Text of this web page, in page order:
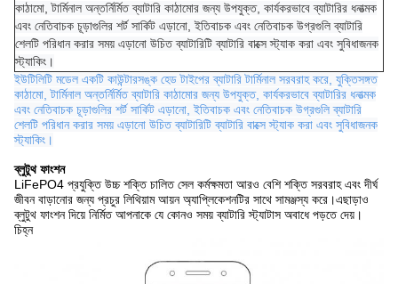
কাঠামো, টার্মিনাল অন্তর্নির্মিত ব্যাটারি কাঠামোর জন্য উপযুক্ত, কার্যকরভাবে ব্যাটারির ধনাত্মক
এবং নেতিবাচক চূড়াগুলির শর্ট সার্কিট এড়ানো, ইতিবাচক এবং নেতিবাচক উগ্রগুলি ব্যাটারি
শেলটি পরিধান করার সময় এড়ানো উচিত ব্যাটারিটি ব্যাটারি বাক্সে স্ট্যাক করা এবং সুবিধাজনক
স্ট্যাকিং।
ইউটিলিটি মডেল একটি কাউন্টারসঙ্ক হেড টাইপের ব্যাটারি টার্মিনাল সরবরাহ করে, যুক্তিসঙ্গত
কাঠামো, টার্মিনাল অন্তর্নির্মিত ব্যাটারি কাঠামোর জন্য উপযুক্ত, কার্যকরভাবে ব্যাটারির ধনাত্মক
এবং নেতিবাচক চূড়াগুলির শর্ট সার্কিট এড়ানো, ইতিবাচক এবং নেতিবাচক উগ্রগুলি ব্যাটারি
শেলটি পরিধান করার সময় এড়ানো উচিত ব্যাটারিটি ব্যাটারি বাক্সে স্ট্যাক করা এবং সুবিধাজনক
স্ট্যাকিং।
ব্লুটুথ ফাংশন
LiFePO4 প্রযুক্তি উচ্চ শক্তি চালিত সেল কর্মক্ষমতা আরও বেশি শক্তি সরবরাহ এবং দীর্ঘ
জীবন বাড়ানোর জন্য প্রচুর লিথিয়াম আয়ন অ্যাপ্লিকেশনটির সাথে সামঞ্জস্য করে।এছাড়াও
ব্লুটুথ ফাংশন দিয়ে নির্মিত আপনাকে যে কোনও সময় ব্যাটারি স্ট্যাটাস অবাধে পড়তে দেয়।
চিহ্ন